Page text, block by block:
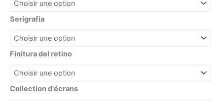
Serigrafia
Finitura del retino
Collection d'écrans